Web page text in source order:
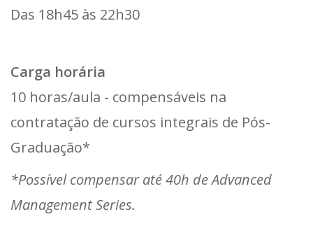
Das 18h45 às 22h30
Carga horária
10 horas/aula - compensáveis na
contratação de cursos integrais de Pós-
Graduação*
*Possível compensar até 40h de Advanced
Management Series.